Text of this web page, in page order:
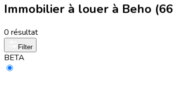
Immobilier à louer à Beho
0 résultat
Filter
BETA